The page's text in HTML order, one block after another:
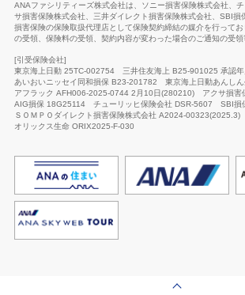
ANAファシリティーズ株式会社は、ソニー損害保険株式会社、
サ損害保険株式会社、三井ダイレクト損害保険株式会社、SBI損
損害保険の保険取扱代理店として保険契約締結の媒介を行って
の受領、保険料の受領、契約内容が変わった場合のご通知の受領
[引受保険会社]
東京海上日動 25TC-002754
三井住友海上 B25-901025 承認
あいおいニッセイ同和損保 B23-201782
東京海上日動あんし
アフラック AFH006-2025-0744 2月10日(280210)
アクサ損害
AIG損保 18G25114
チューリッヒ保険会社 DSR-5607
SBI損
ＳＯＭＰＯダイレクト損害保険株式会社 A2024-00323(2025.3)
オリックス生命 ORIX2025-F-030